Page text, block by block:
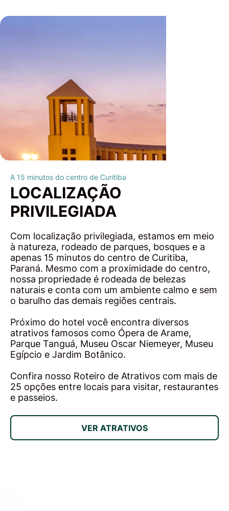
A 15 minutos do centro de Curitiba
LOCALIZAÇÃO
PRIVILEGIADA
Com localização privilegiada, estamos em meio
à natureza, rodeado de parques, bosques e a
apenas 15 minutos do centro de Curitiba,
Paraná. Mesmo com a proximidade do centro,
nossa propriedade é rodeada de belezas
naturais e conta com um ambiente calmo e sem
o barulho das demais regiões centrais.
Próximo do hotel você encontra diversos
atrativos famosos como Ópera de Arame,
Parque Tanguá, Museu Oscar Niemeyer, Museu
Egípcio e Jardim Botânico.
Confira nosso Roteiro de Atrativos com mais de
25 opções entre locais para visitar, restaurantes
e passeios.
VER ATRATIVOS